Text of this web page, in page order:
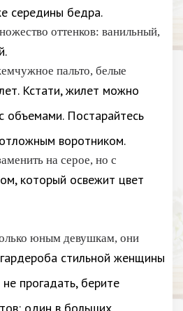
середины бедра.
оттенков: ванильный,
пальто, белые
Кстати, жилет можно
объемами. Постарайтесь
воротником.
на серое, но с
который освежит цвет
юным девушкам, они
стильной женщины
прогадать, берите